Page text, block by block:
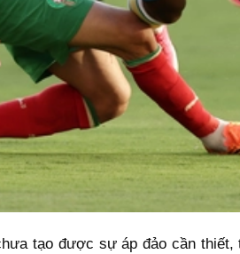
tạo được sự áp đảo cần